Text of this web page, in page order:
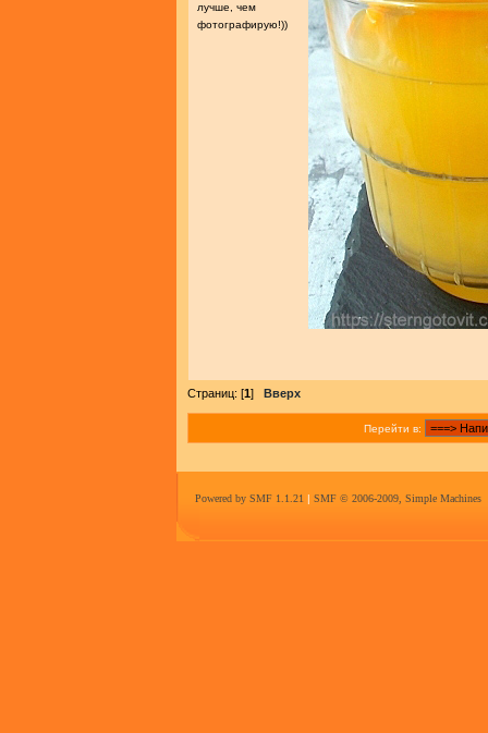
лучше, чем
фотографирую!))
Страниц: [1] Вверх
Перейти в:
Powered by SMF 1.1.21 | SMF © 2006-2009, Simple Machines